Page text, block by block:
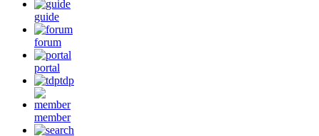
guide
forum
portal
tdp
member